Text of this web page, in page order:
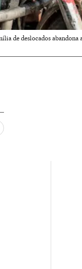
de deslocados